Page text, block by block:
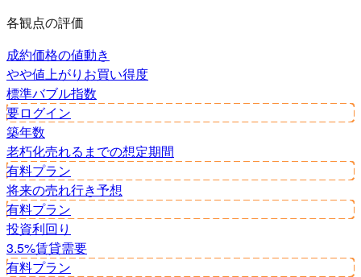
各観点の評価
成約価格の値動き
やや値上がり お買い得度
標準バブル指数
要ログイン
築年数
老朽化売れるまでの想定期間
有料プラン
将来の売れ行き予想
有料プラン
投資利回り
3.5%賃貸需要
有料プラン